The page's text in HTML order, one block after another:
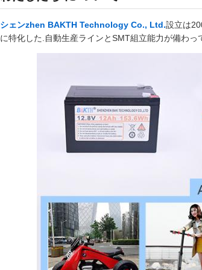
シェンzhen BAKTH Technology Co., Ltd.設立は
に特化した.自動生産ラインとSMT組立能力が備わっ